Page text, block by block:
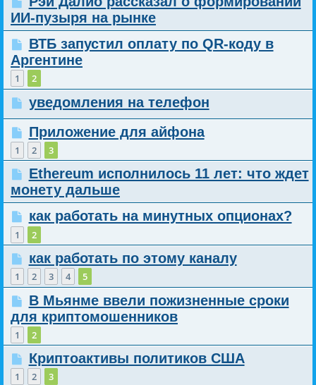
ИИ-пузыря на рынке
ВТБ запустил оплату по QR-коду в
Аргентине
1 2
уведомления на телефон
Приложение для айфона
1 2 3
Ethereum исполнилось 11 лет: что ждет
монету дальше
как работать на минутных опционах?
1 2
как работать по этому каналу
1 2 3 4 5
В Мьянме ввели пожизненные сроки
для криптомошенников
1 2
Криптоактивы политиков США
1 2 3